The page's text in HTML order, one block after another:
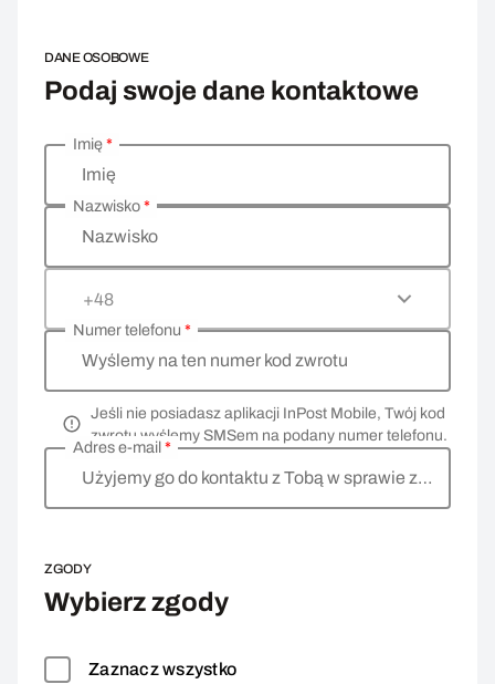
DANE OSOBOWE
Podaj swoje dane kontaktowe
Wprowadź swoje dane osobowe
Imię
Imię*
Nazwisko
Nazwisko*
+48
Wyślemy na ten numer kod zwrotu
Numer telefonu *
Jeśli nie posiadasz aplikacji InPost Mobile, Twój kod
zwrotu wyślemy SMSem na podany numer telefonu.
Użyjemy go do kontaktu z Tobą w sprawie zwrotu
Adres e-mail *
ZGODY
Wybierz zgody
Zaznacz wszystko